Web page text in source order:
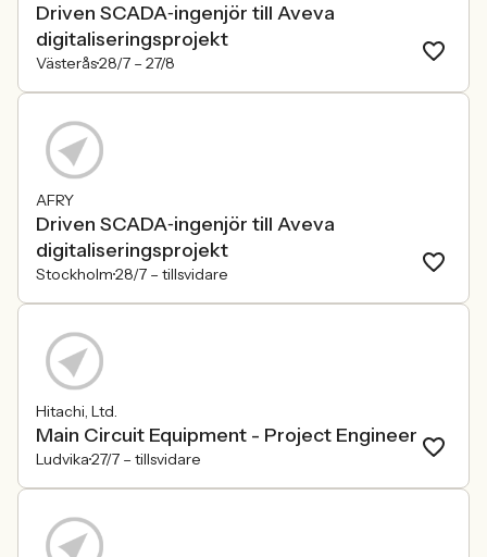
Driven SCADA‑ingenjör till Aveva
digitaliseringsprojekt
Västerås28/7 – 27/8
AFRY
Driven SCADA‑ingenjör till Aveva
digitaliseringsprojekt
Stockholm28/7 – tillsvidare
Hitachi, Ltd.
Main Circuit Equipment - Project Engineer
Ludvika27/7 – tillsvidare